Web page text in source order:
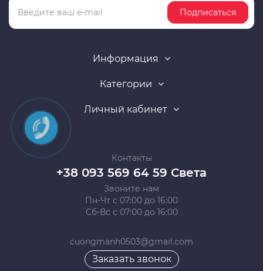
Подписаться
Информация
Категории
Личный кабинет
Контакты
+38 093 569 64 59 Света
Звоните нам
Пн-Чт с 07:00 до 16:00
Сб-Вс с 07:00 до 16:00
cuongmanh0503@gmail.com
Заказать звонок